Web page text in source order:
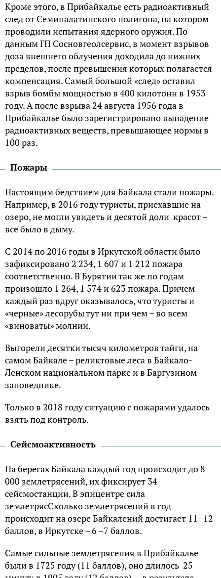
Кроме этого, в Прибайкалье есть радиоактивный
след от Семипалатинского полигона, на котором
проводили испытания ядерного оружия. По
данным ГП Сосновгеолсервис, в момент взрывов
доза внешнего облучения доходила до нижних
пределов, после превышения которых полагается
компенсация. Самый большой «след» оставил
взрыв бомбы мощностью в 400 килотонн в 1953
году. А после взрыва 24 августа 1956 года в
Прибайкалье было зарегистрировано выпадение
радиоактивных веществ, превышающее нормы в
100 раз.
Пожары
Настоящим бедствием для Байкала стали пожары.
Например, в 2016 году туристы, приехавшие на
озеро, не могли увидеть и десятой доли красот –
все было в дыму.
С 2014 по 2016 годы в Иркутской области было
зафиксировано 2 234, 1 607 и 1 212 пожара
соответственно. В Бурятии так же по годам
произошло 1 264, 1 574 и 623 пожара. Причем
каждый раз вдруг оказывалось, что туристы и
«черные» лесорубы тут ни при чем – во всем
«виноваты» молнии.
Выгорели десятки тысяч километров тайги, на
самом Байкале – реликтовые леса в Байкало-
Ленском национальном парке и в Баргузином
заповеднике.
Только в 2018 году ситуацию с пожарами удалось
взять под контроль.
Сейсмоактивность
На берегах Байкала каждый год происходит до 8
000 землетрясений, их фиксирует 34
сейсмостанции. В эпицентре сила
землетрясСколько землетрясений в год
происходит на озере Байкалений достигает 11–12
баллов, в Иркутске – 6 –7 баллов.
Самые сильные землетрясения в Прибайкалье
были в 1725 году (11 баллов), оно длилось 25